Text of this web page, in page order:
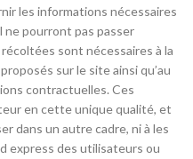
les informations nécessaires
ne pourront pas passer
sont nécessaires à la
sur le site ainsi qu’au
contractuelles. Ces
en cette unique qualité, et
dans un autre cadre, ni à les
express des utilisateurs ou